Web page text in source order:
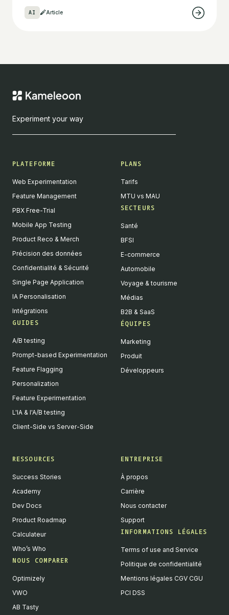
AI Article
Experiment your way
PLATEFORME
Web Experimentation
Feature Management
PBX Free-Trial
Mobile App Testing
Product Reco & Merch
Précision des données
Confidentialité & Sécurité
Single Page Application
IA Personalisation
Intégrations
GUIDES
A/B testing
Prompt-based Experimentation
Feature Flagging
Personalization
Feature Experimentation
L'IA & l'A/B testing
Client-Side vs Server-Side
PLANS
Tarifs
MTU vs MAU
SECTEURS
Santé
BFSI
E-commerce
Automobile
Voyage & tourisme
Médias
B2B & SaaS
ÉQUIPES
Marketing
Produit
Développeurs
RESSOURCES
Success Stories
Academy
Dev Docs
Product Roadmap
Calculateur
Who’s Who
NOUS COMPARER
Optimizely
VWO
AB Tasty
ENTREPRISE
À propos
Carrière
Nous contacter
Support
INFORMATIONS LÉGALES
Terms of use and Service
Politique de confidentialité
Mentions légales CGV CGU
PCI DSS